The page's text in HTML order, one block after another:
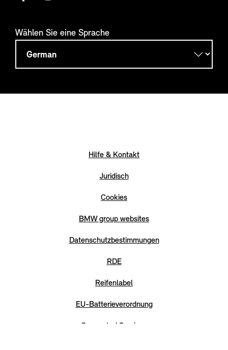
Wählen Sie eine Sprache
Hilfe & Kontakt
Juridisch
Cookies
BMW group websites
Datenschutzbestimmungen
RDE
Reifenlabel
EU-Batterieverordnung
Connected Services